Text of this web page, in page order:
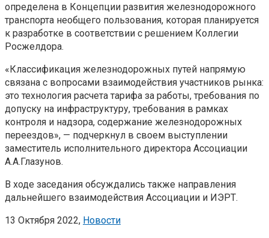
определена в Концепции развития железнодорожного
транспорта необщего пользования, которая планируется
к разработке в соответствии с решением Коллегии
Росжелдора.
«Классификация железнодорожных путей напрямую
связана с вопросами взаимодействия участников рынка:
это технология расчета тарифа за работы, требования по
допуску на инфраструктуру, требования в рамках
контроля и надзора, содержание железнодорожных
переездов», — подчеркнул в своем выступлении
заместитель исполнительного директора Ассоциации
А.А.Глазунов.
В ходе заседания обсуждались также направления
дальнейшего взаимодействия Ассоциации и ИЭРТ.
13 Октября 2022, Новости